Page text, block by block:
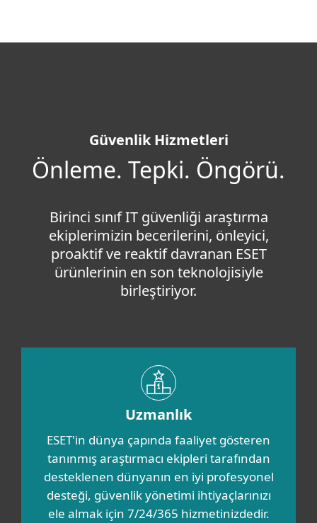
Güvenlik Hizmetleri
Önleme. Tepki. Öngörü.
Birinci sınıf IT güvenliği araştırma
ekiplerimizin becerilerini, önleyici,
proaktif ve reaktif davranan ESET
ürünlerinin en son teknolojisiyle
birleştiriyor.
Uzmanlık
ESET'in dünya çapında faaliyet gösteren
tanınmış araştırmacı ekipleri tarafından
desteklenen dünyanın en iyi profesyonel
desteği, güvenlik yönetimi ihtiyaçlarınızı
ele almak için 7/24/365 hizmetinizdedir.